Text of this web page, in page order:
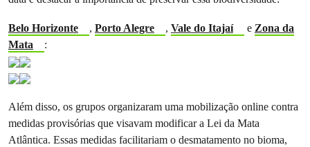
Belo Horizonte , Porto Alegre , Vale do Itajaí e Zona da
Mata
:
Além disso, os grupos organizaram uma mobilização online contra
medidas provisórias que visavam modificar a Lei da Mata
Atlântica. Essas medidas facilitariam o desmatamento no bioma,